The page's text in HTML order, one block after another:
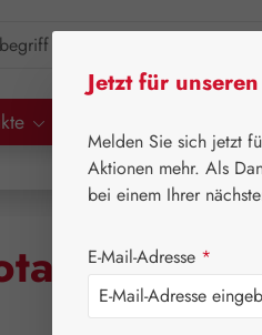
5 mg
Jetzt für
Melden Sie sich jetzt
Aktionen mehr. Als
bei einem Ihrer
E-Mail-Adresse *